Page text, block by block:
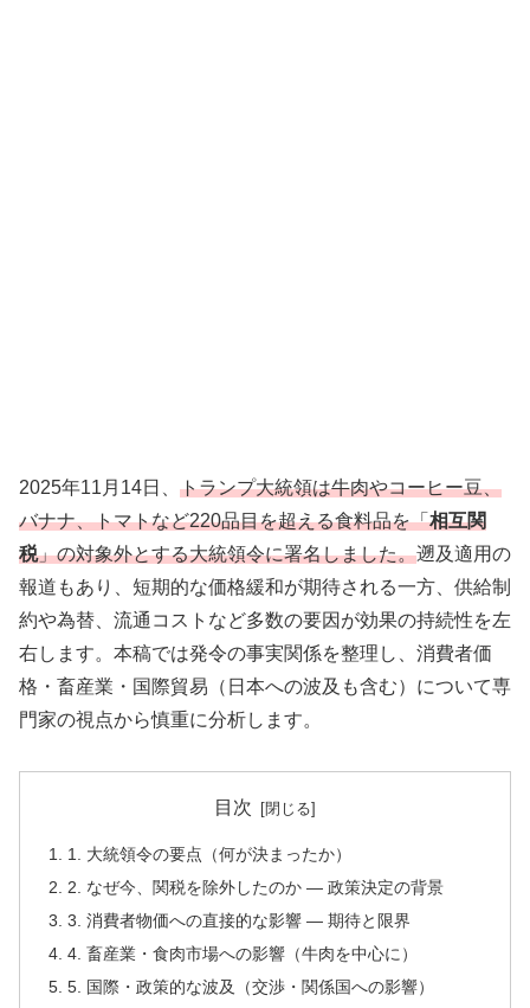
2025年11月14日、 トランプ大統領は牛肉やコーヒー豆、
バナナ、トマトなど220品目を超える食料品を「相互関
税」の対象外とする大統領令に署名しました。遡及適用の
報道もあり、短期的な価格緩和が期待される一方、供給制
約や為替、流通コストなど多数の要因が効果の持続性を左
右します。本稿では発令の事実関係を整理し、消費者価
格・畜産業・国際貿易（日本への波及も含む）について専
門家の視点から慎重に分析します。
目次
1. 大統領令の要点（何が決まったか）
2. なぜ今、関税を除外したのか — 政策決定の背景
3. 消費者物価への直接的な影響 — 期待と限界
4. 畜産業・食肉市場への影響（牛肉を中心に）
5. 国際・政策的な波及（交渉・関係国への影響）